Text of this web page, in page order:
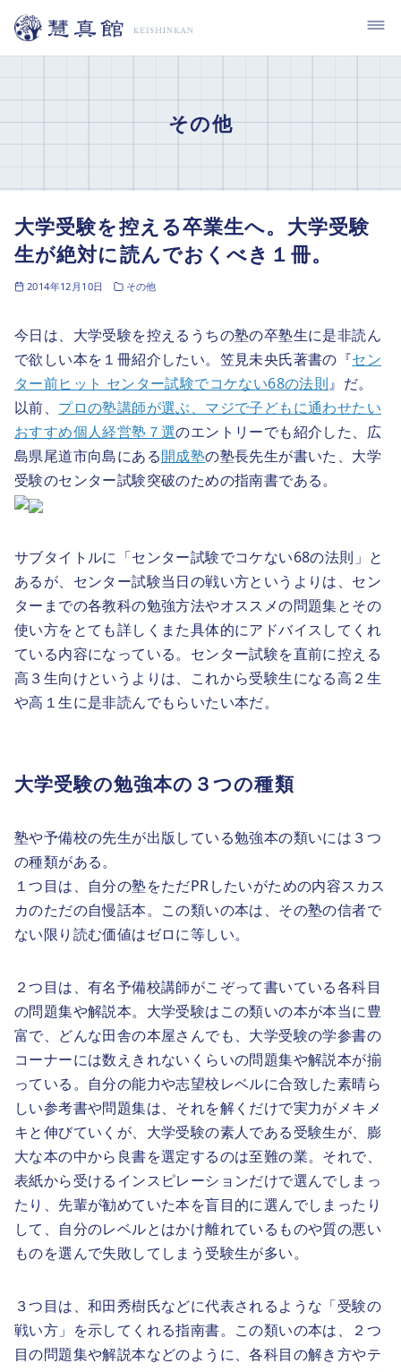
テ
その他
大学受験を控える卒業生へ。大学受験
生が絶対に読んでおくべき１冊。
2014年12月10日 その他
今日は、大学受験を控えるうちの塾の卒塾生に是非読ん
で欲しい本を１冊紹介したい。笠見未央氏著書の『セン
ター前ヒット センター試験でコケない68の法則』だ。
以前、 プロの塾講師が選ぶ、マジで子どもに通わせたい
おすすめ個人経営塾７選のエントリーでも紹介した、広
島県尾道市向島にある開成塾の塾長先生が書いた、大学
受験のセンター試験突破のための指南書である。
サブタイトルに「センター試験でコケない68の法則」と
あるが、センター試験当日の戦い方というよりは、セン
ターまでの各教科の勉強方法やオススメの問題集とその
使い方をとても詳しくまた具体的にアドバイスしてくれ
ている内容になっている。センター試験を直前に控える
高３生向けというよりは、これから受験生になる高２生
や高１生に是非読んでもらいたい本だ。
大学受験の勉強本の３つの種類
塾や予備校の先生が出版している勉強本の類いには３つ
の種類がある。
１つ目は、自分の塾をただPRしたいがための内容スカス
カのただの自慢話本。この類いの本は、その塾の信者で
ない限り読む価値はゼロに等しい。
２つ目は、有名予備校講師がこぞって書いている各科目
の問題集や解説本。大学受験はこの類いの本が本当に豊
富で、どんな田舎の本屋さんでも、大学受験の学参書の
コーナーには数えきれないくらいの問題集や解説本が揃
っている。自分の能力や志望校レベルに合致した素晴ら
しい参考書や問題集は、それを解くだけで実力がメキメ
キと伸びていくが、大学受験の素人である受験生が、膨
大な本の中から良書を選定するのは至難の業。それで、
表紙から受けるインスピレーションだけで選んでしまっ
たり、先輩が勧めていた本を盲目的に選んでしまったり
して、自分のレベルとはかけ離れているものや質の悪い
ものを選んで失敗してしまう受験生が多い。
３つ目は、和田秀樹氏などに代表されるような「受験の
戦い方」を示してくれる指南書。この類いの本は、２つ
目の問題集や解説本などのように、各科目の解き方やテ